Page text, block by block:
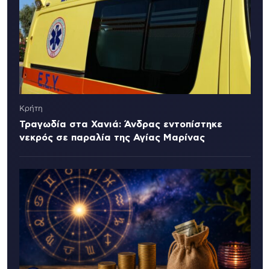
Κρήτη
Τραγωδία στα Χανιά: Άνδρας εντοπίστηκε
νεκρός σε παραλία της Αγίας Μαρίνας